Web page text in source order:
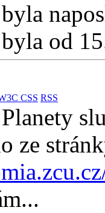
od
CSS RSS
Planety
ze